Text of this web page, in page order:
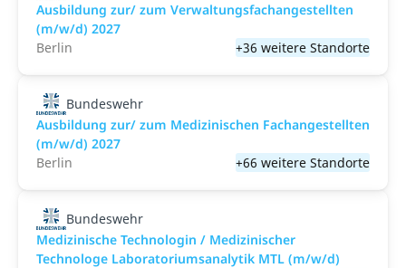
Ausbildung zur/ zum Verwaltungsfachangestellten
(m/w/d) 2027
Berlin
+36 weitere Standorte
Bundeswehr
Ausbildung zur/ zum Medizinischen Fachangestellten
(m/w/d) 2027
Berlin
+66 weitere Standorte
Bundeswehr
Medizinische Technologin / Medizinischer
Technologe Laboratoriumsanalytik MTL (m/w/d)